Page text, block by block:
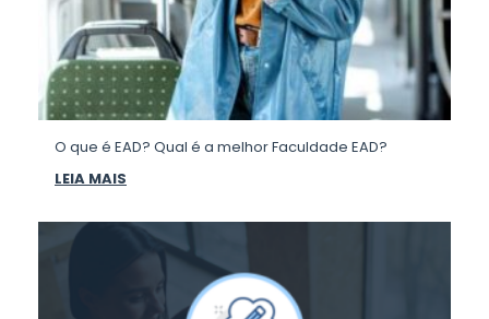
O que é EAD? Qual é a melhor Faculdade EAD?
LEIA MAIS